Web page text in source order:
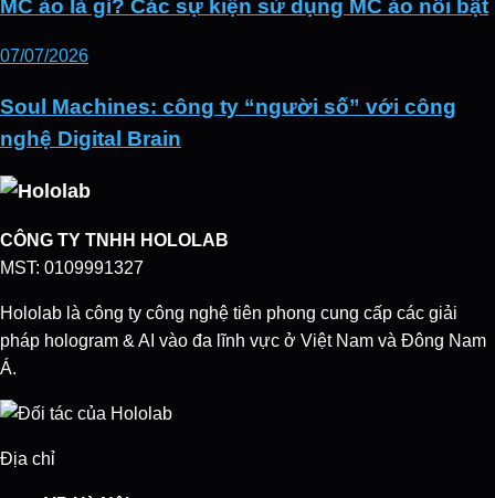
MC ảo là gì? Các sự kiện sử dụng MC ảo nổi bật
07/07/2026
Soul Machines: công ty “người số” với công
nghệ Digital Brain
CÔNG TY TNHH HOLOLAB
MST: 0109991327
Hololab là công ty công nghệ tiên phong cung cấp các giải
pháp hologram & AI vào đa lĩnh vực ở Việt Nam và Đông Nam
Á.
Địa chỉ